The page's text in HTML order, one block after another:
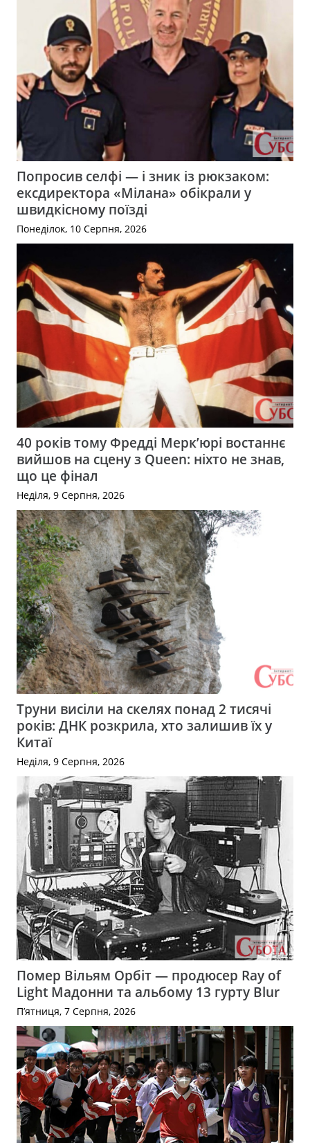
Попросив селфі — і зник із рюкзаком:
ексдиректора «Мілана» обікрали у
швидкісному поїзді
Понеділок, 10 Серпня, 2026
40 років тому Фредді Мерк’юрі востаннє
вийшов на сцену з Queen: ніхто не знав,
що це фінал
Неділя, 9 Серпня, 2026
Труни висіли на скелях понад 2 тисячі
років: ДНК розкрила, хто залишив їх у
Китаї
Неділя, 9 Серпня, 2026
Помер Вільям Орбіт — продюсер Ray of
Light Мадонни та альбому 13 гурту Blur
П’ятниця, 7 Серпня, 2026